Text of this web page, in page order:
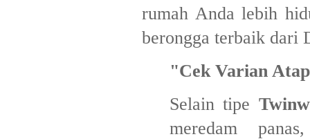
rumah Anda lebih
berongga terbaik dari
"Cek Varian
​Selain tipe
meredam